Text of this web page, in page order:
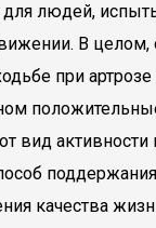
для людей,
В
при
вид активности
качества